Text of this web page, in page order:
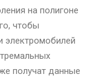
на полигоне
чтобы
электромобилей
получат данные